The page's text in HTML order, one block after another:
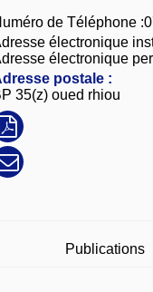
de Téléphone
électronique
électronique
postale :
35(z) oued rhiou
Publications